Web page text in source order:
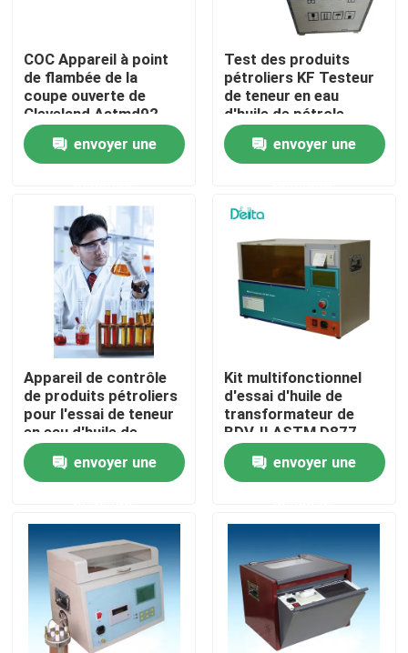
À la maison
Vidéos
À propos de nous
Visite de l'usine
Contrôle de la qualité
Nous contacter
Demandez un devis
Équipement d'essai électrique
Matériel d'essai au feu
COC Appareil à point
de flambée de la
coupe ouverte de
Cleveland Astmd92
entièrement
automatiqueenvoyer une
Test des produits
pétroliers KF Testeur
de teneur en eau
d'huile de pétrole
envoyer une
Appareil de contrôle
de produits pétroliers
pour l'essai de teneur
en eau d'huile de
transformateur
envoyer une
Kit multifonctionnel
d'essai d'huile de
transformateur de
BDV-II ASTM D877
ASTM D1816 IEC156
envoyer une